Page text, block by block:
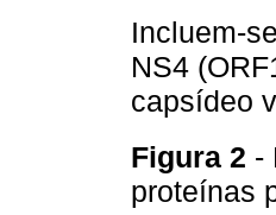
Incluem-
NS4
capsídeo
Figura 2 -
proteínas